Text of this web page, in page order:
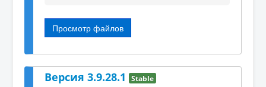
Просмотр файлов
Версия 3.9.28.1 Stable